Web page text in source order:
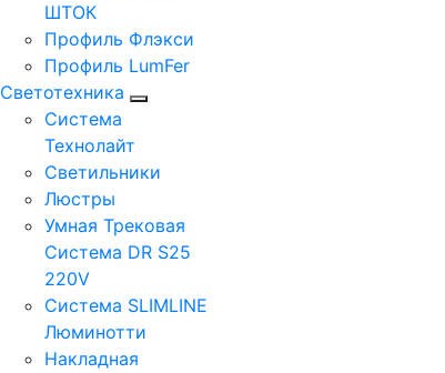
ШТОК
Профиль Флэкси
Профиль LumFer
Светотехника
Система
Технолайт
Светильники
Люстры
Умная Трековая
Система DR S25
220V
Система SLIMLINE
Люминотти
Накладная